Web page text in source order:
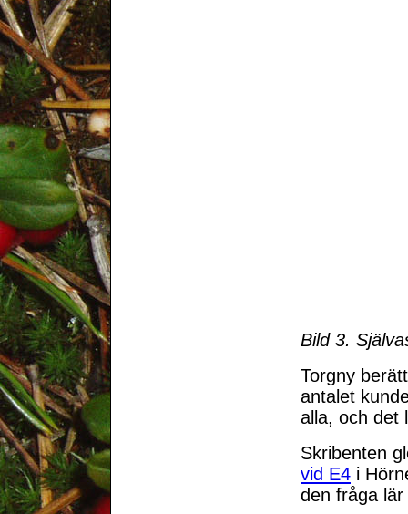
Bild 3.
Torgny
antalet
alla, och det
Skribenten
vid E4 i
den fråga